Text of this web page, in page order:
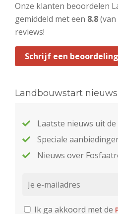
Onze klanten beoordelen
gemiddeld met een 8.8(van
reviews!
Schrijf een beoordeling
Landbouwstart
Laatste nieuws uit
Speciale
Nieuws over
Ik ga akkoord met de